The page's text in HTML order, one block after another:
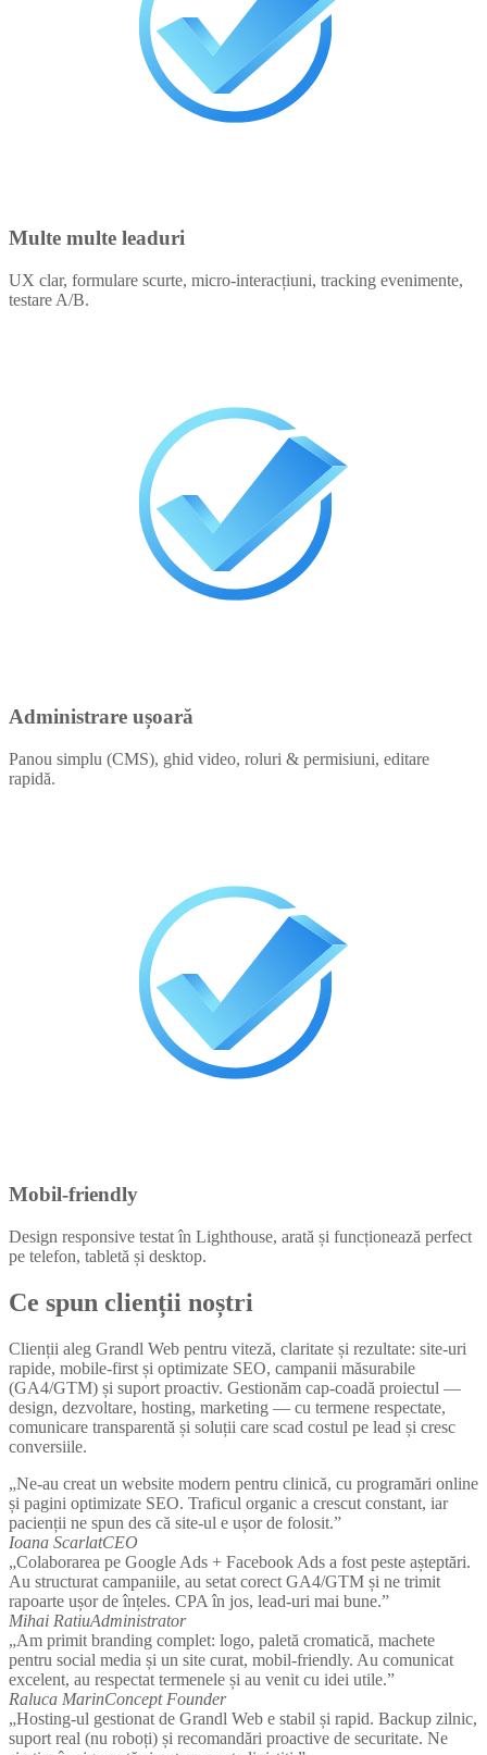
Multe multe leaduri
UX clar, formulare scurte, micro-interacțiuni, tracking evenimente,
testare A/B.
Administrare ușoară
Panou simplu (CMS), ghid video, roluri & permisiuni, editare
rapidă.
Mobil-friendly
Design responsive testat în Lighthouse, arată și funcționează perfect
pe telefon, tabletă și desktop.
Ce spun clienții noștri
Clienții aleg Grandl Web pentru viteză, claritate și rezultate: site-uri
rapide, mobile-first și optimizate SEO, campanii măsurabile
(GA4/GTM) și suport proactiv. Gestionăm cap-coadă proiectul —
design, dezvoltare, hosting, marketing — cu termene respectate,
comunicare transparentă și soluții care scad costul pe lead și cresc
conversiile.
„Ne-au creat un website modern pentru clinică, cu programări online
și pagini optimizate SEO. Traficul organic a crescut constant, iar
pacienții ne spun des că site-ul e ușor de folosit.”
Ioana ScarlatCEO
„Colaborarea pe Google Ads + Facebook Ads a fost peste așteptări.
Au structurat campaniile, au setat corect GA4/GTM și ne trimit
rapoarte ușor de înțeles. CPA în jos, lead-uri mai bune.”
Mihai RatiuAdministrator
„Am primit branding complet: logo, paletă cromatică, machete
pentru social media și un site curat, mobil-friendly. Au comunicat
excelent, au respectat termenele și au venit cu idei utile.”
Raluca MarinConcept Founder
„Hosting-ul gestionat de Grandl Web e stabil și rapid. Backup zilnic,
suport real (nu roboți) și recomandări proactive de securitate. Ne